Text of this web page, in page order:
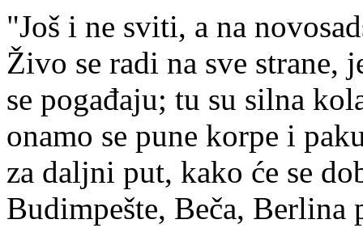
"Još i ne sviti, a na
Živo se radi na sve strane,
se pogađaju; tu su silna
onamo se pune korpe i
za daljni put, kako će se
Budimpešte, Beča,